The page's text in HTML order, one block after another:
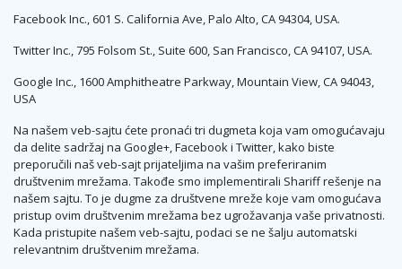
Facebook Inc., 601 S. California Ave, Palo Alto, CA 94304, USA.
Twitter Inc., 795 Folsom St., Suite 600, San Francisco, CA 94107, USA.
Google Inc., 1600 Amphitheatre Parkway, Mountain View, CA 94043,
USA
Na našem veb-sajtu ćete pronaći tri dugmeta koja vam omogućavaju
da delite sadržaj na Google+, Facebook i Twitter, kako biste
preporučili naš veb-sajt prijateljima na vašim preferiranim
društvenim mrežama. Takođe smo implementirali Shariff rešenje na
našem sajtu. To je dugme za društvene mreže koje vam omogućava
pristup ovim društvenim mrežama bez ugrožavanja vaše privatnosti.
Kada pristupite našem veb-sajtu, podaci se ne šalju automatski
relevantnim društvenim mrežama.